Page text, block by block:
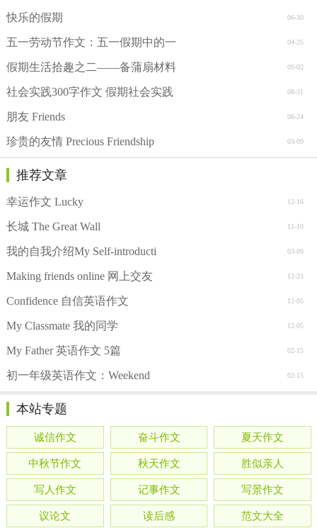
06-30
快乐的假期
04-25
五一劳动节作文：五一假期中的一
09-02
假期生活拾趣之二——备蒲扇材料
08-31
社会实践300字作文 假期社会实践
06-24
朋友 Friends
03-09
珍贵的友情 Precious Friendship
推荐文章
12-16
幸运作文 Lucky
11-10
长城 The Great Wall
03-09
我的自我介绍My Self-introducti
12-23
Making friends online 网上交友
12-05
Confidence 自信英语作文
12-05
My Classmate 我的同学
02-15
My Father 英语作文 5篇
02-15
初一年级英语作文：Weekend
本站专题
诚信作文 奋斗作文 夏天作文
中秋节作文 秋天作文 胜似亲人
写人作文 记事作文 写景作文
议论文 读后感 范文大全